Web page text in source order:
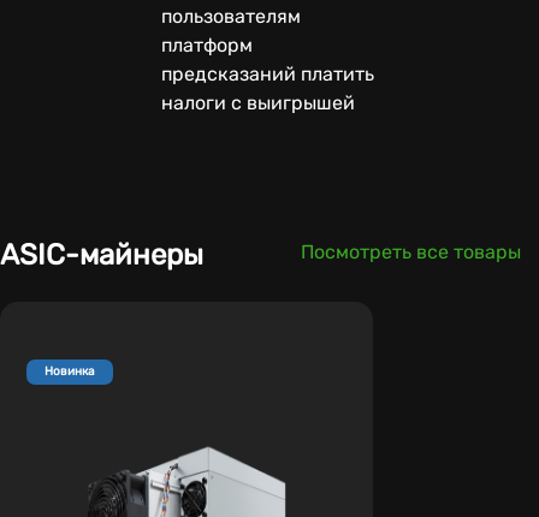
пользователям
платформ
предсказаний платить
налоги с выигрышей
ASIC-майнеры Посмотреть все товары
Новинка